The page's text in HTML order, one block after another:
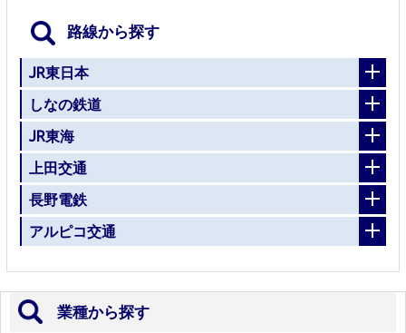
路線から探す
JR東日本
しなの鉄道
JR東海
上田交通
長野電鉄
アルピコ交通
業種から探す